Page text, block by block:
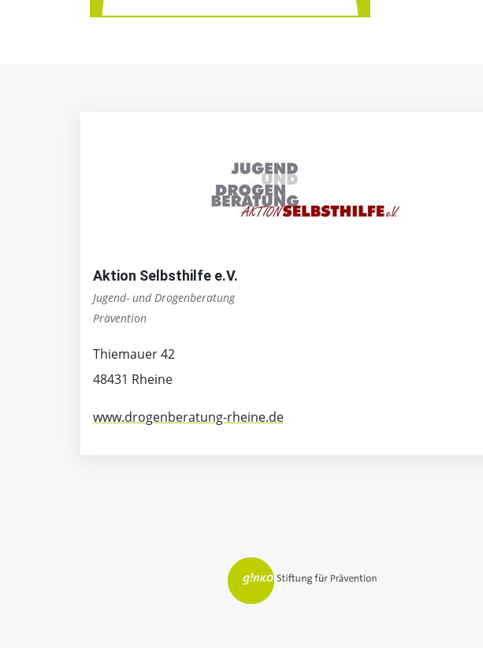
Aktion Selbsthilfe e.V.
Jugend- und Drogenberatung
Prävention
Thiemauer 42
48431 Rheine
www.drogenberatung-rheine.de